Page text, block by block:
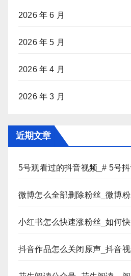
2026 年 6 月
2026 年 5 月
2026 年 4 月
2026 年 3 月
近期文章
5号观看过的抖音视频_# 5号
微博怎么全部删除粉丝_微博
小红书怎么快速涨粉丝_如何
抖音作品怎么关闭原声_抖音